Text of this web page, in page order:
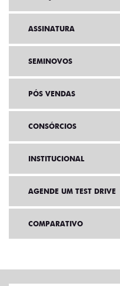
ASSINATURA
SEMINOVOS
PÓS VENDAS
CONSÓRCIOS
INSTITUCIONAL
AGENDE UM TEST DRIVE
COMPARATIVO